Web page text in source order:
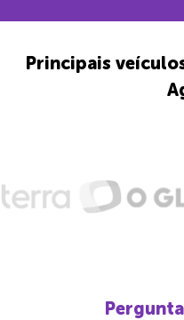
Principais